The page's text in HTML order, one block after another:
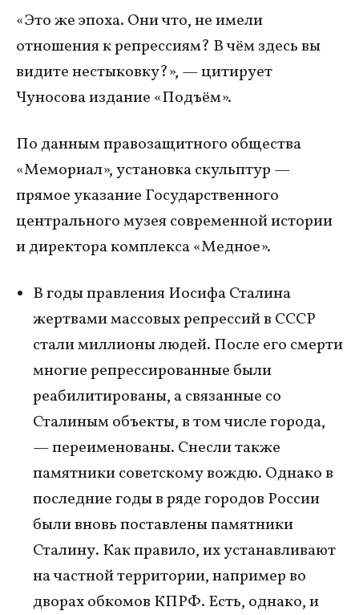
«Это же эпоха. Они что, не имели
отношения к репрессиям? В чём здесь вы
видите нестыковку?», — цитирует
Чуносова издание «Подъём».
По данным правозащитного общества
«Мемориал», установка скульптур —
прямое указание Государственного
центрального музея современной истории
и директора комплекса «Медное».
В годы правления Иосифа Сталина
жертвами массовых репрессий в СССР
стали миллионы людей. После его смерти
многие репрессированные были
реабилитированы, а связанные со
Сталиным объекты, в том числе города,
— переименованы. Снесли также
памятники советскому вождю. Однако в
последние годы в ряде городов России
были вновь поставлены памятники
Сталину. Как правило, их устанавливают
на частной территории, например во
дворах обкомов КПРФ. Есть, однако, и